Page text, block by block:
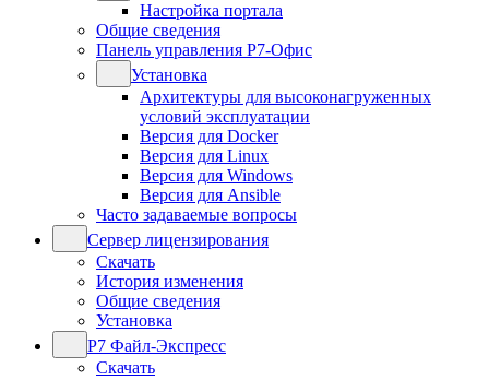
Настройка портала
Общие сведения
Панель управления Р7-Офис
Установка
Архитектуры для высоконагруженных
условий эксплуатации
Версия для Docker
Версия для Linux
Версия для Windows
Версия для Ansible
Часто задаваемые вопросы
Сервер лицензирования
Скачать
История изменения
Общие сведения
Установка
Р7 Файл-Экспресс
Скачать